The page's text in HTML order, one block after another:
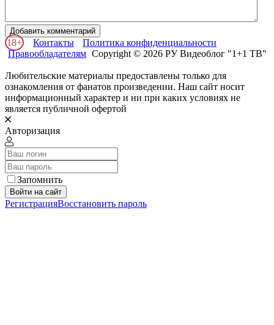
Добавить комментарий
18+ Контакты
Политика конфиденциальности
Правообладателям Copyright © 2026 РУ Видеоблог "1+1 ТВ"
Любительские материалы предоставлены только для
ознакомления от фанатов произведении. Наш сайт носит
информационный характер и ни при каких условиях не
является публичной офертой
Авторизация
Запомнить
Войти на сайт
РегистрацияВосстановить пароль